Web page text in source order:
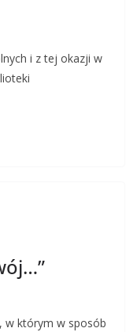
i z tej okazji w
w którym w sposób